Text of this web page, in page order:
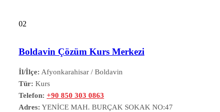
02
Boldavin Çözüm Kurs Merkezi
İl/İlçe: Afyonkarahisar / Boldavin
Tür: Kurs
Telefon: +90 850 303 0863
Adres: YENİCE MAH. BURÇAK SOKAK NO:47